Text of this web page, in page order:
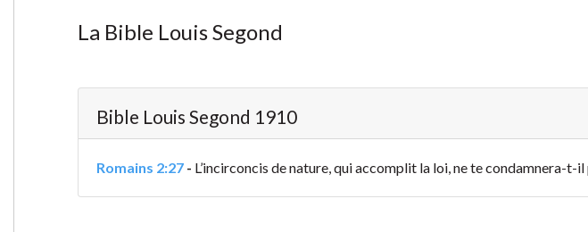
La Bible Louis Segond
Bible Louis Segond 1910
Romains 2:27- L’incirconcis de nature, qui accomplit la loi, ne te condamnera-